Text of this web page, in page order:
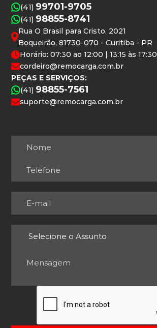
(41) 99701-9705
(41) 98855-8741
Rua O Brasil para Cristo, 2021
Boqueirão, 81730-070 - Curitiba - PR
Horário: 07:30 ao 12:00 | 13:15 às 17:30
cordeiro@remocarga.com.br
PEÇAS E SERVIÇOS:
(41) 98855-7561
suporte@remocarga.com.br